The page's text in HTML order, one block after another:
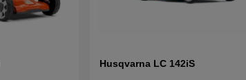
Husqvarna LC 142iS